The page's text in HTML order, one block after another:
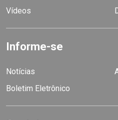
Vídeos
Informe-se
Notícias
Boletim Eletrônico